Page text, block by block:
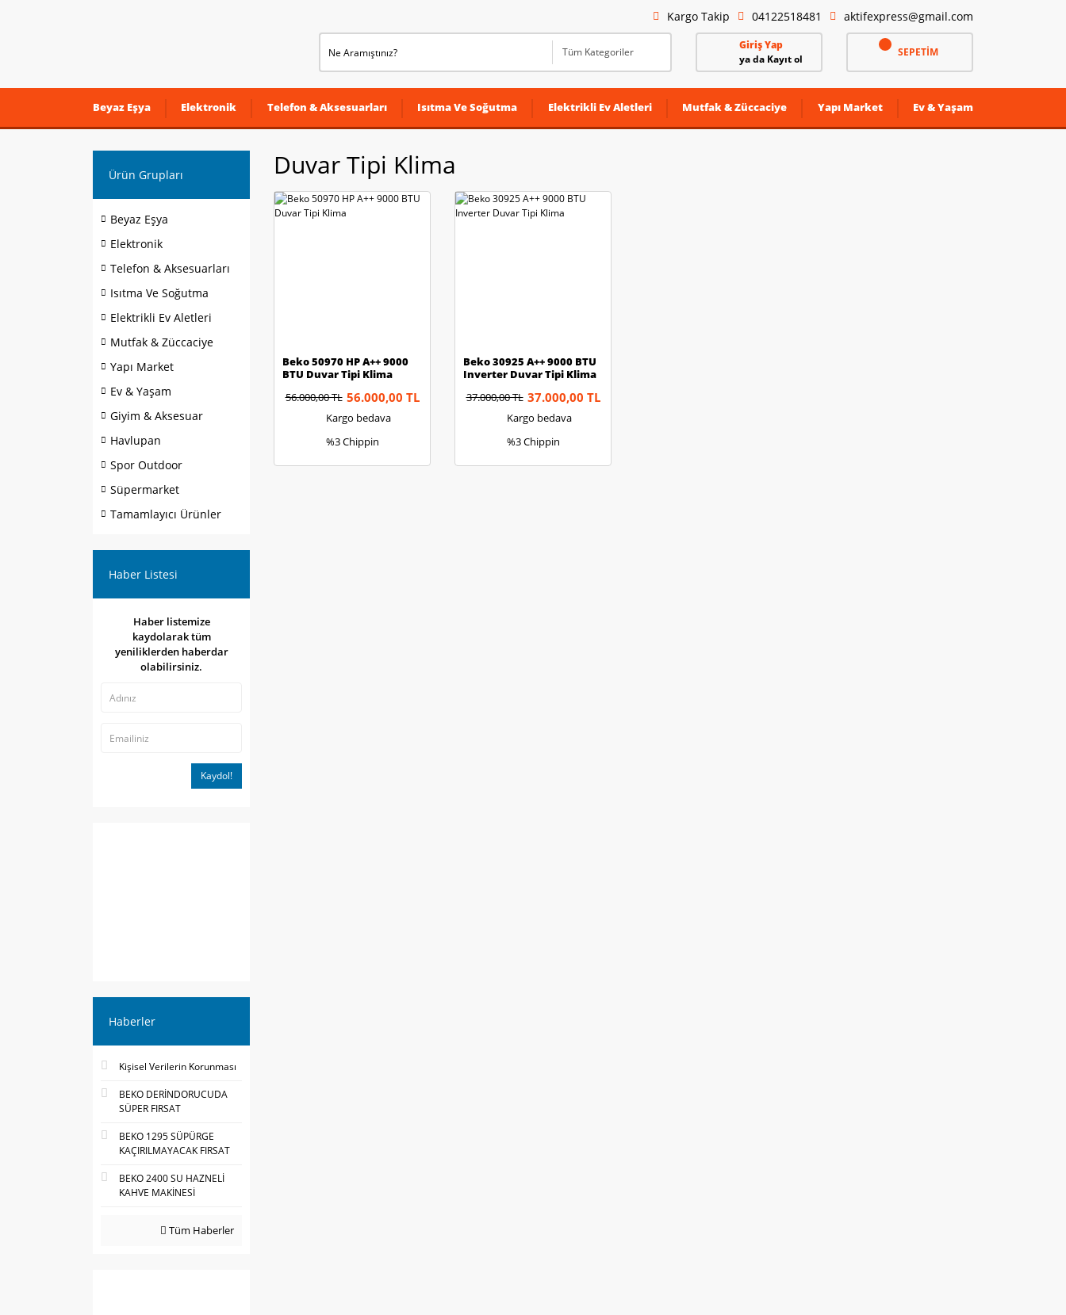
Kargo Takip 04122518481 aktifexpress@gmail.com
Giriş Yap
ya da Kayıt ol
SEPETİM
Beyaz Eşya Elektronik Telefon & Aksesuarları Isıtma Ve Soğutma Elektrikli Ev Aletleri Mutfak & Züccaciye Yapı Market Ev & Yaşam
Ürün Grupları
Beyaz Eşya
Elektronik
Telefon & Aksesuarları
Isıtma Ve Soğutma
Elektrikli Ev Aletleri
Mutfak & Züccaciye
Yapı Market
Ev & Yaşam
Giyim & Aksesuar
Havlupan
Spor Outdoor
Süpermarket
Tamamlayıcı Ürünler
Haber Listesi
Haber listemize
kaydolarak tüm
yeniliklerden haberdar
olabilirsiniz.
Kaydol!
Haberler
Kişisel Verilerin Korunması
BEKO DERİNDORUCUDA
SÜPER FIRSAT
BEKO 1295 SÜPÜRGE
KAÇIRILMAYACAK FIRSAT
BEKO 2400 SU HAZNELİ
KAHVE MAKİNESİ
Tüm Haberler
Duvar Tipi Klima
Beko 50970 HP A++ 9000
BTU Duvar Tipi Klima
56.000,00 TL 56.000,00 TL
Kargo bedava
%3 Chippin
Beko 30925 A++ 9000 BTU
Inverter Duvar Tipi Klima
37.000,00 TL 37.000,00 TL
Kargo bedava
%3 Chippin